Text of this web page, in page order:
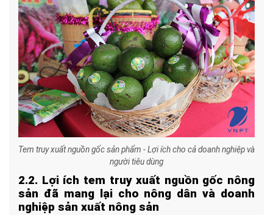
Tem truy xuất nguồn gốc sản phẩm - Lợi ích cho cả doanh nghiệp và
người tiêu dùng
2.2. Lợi ích tem truy xuất nguồn gốc nông
sản đã mang lại cho nông dân và doanh
nghiệp sản xuất nông sản